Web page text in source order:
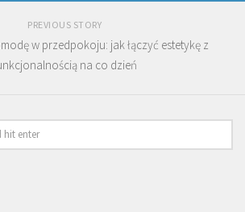
PREVIOUS STORY
w przedpokoju: jak łączyć estetykę z
na co dzień